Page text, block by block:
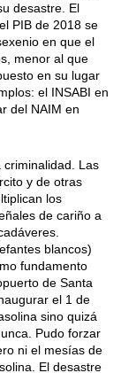
desastre. El
PIB de 2018 se
en que el
menor al que
en su lugar
el INSABI en
del NAIM en
Las
y de otras
los
de cariño a
blancos)
fundamento
de Santa
el 1 de
sino quizá
Pudo forzar
ni el mesías de
El desastre